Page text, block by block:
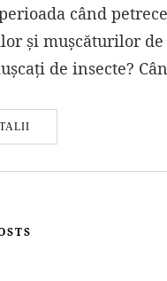
când
și mușcăturilor de
de insecte?